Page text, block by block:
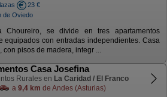
23 €
de Oviedo
Choureiro, se divide en tres apartamentos
equipados con entradas independientes. Casa
con pisos de madera, integr ...
Casa Josefina
Rurales en La Caridad / El Franco
a 9,4 km de Andes (Asturias)